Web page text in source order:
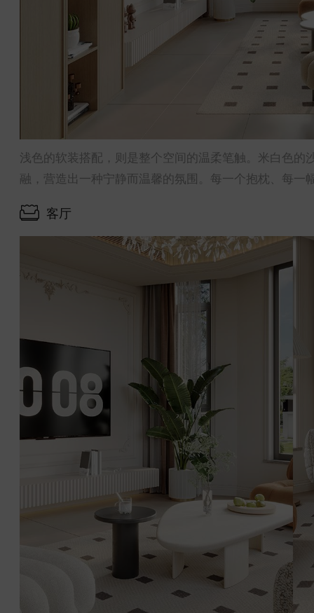
浅色的软装搭配，则是整个空间的温柔笔触。米白色
融，营造出一种宁静而温馨的氛围。每一个抱枕、每
客厅